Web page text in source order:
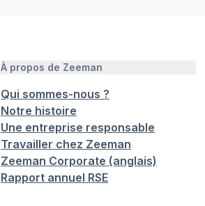
À propos de Zeeman
Qui sommes-nous ?
Notre histoire
Une entreprise responsable
Travailler chez Zeeman
Zeeman Corporate (anglais)
Rapport annuel RSE